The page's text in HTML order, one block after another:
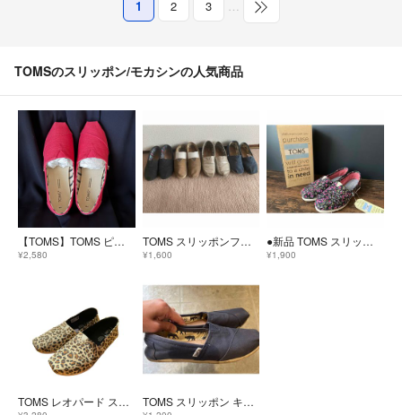
1 2 3 …
TOMSのスリッポン/モカシンの人気商品
【TOMS】TOMS ピンク W6 スリッポン キャンバスシューズ
¥2,580
TOMS スリッポンフラットシューズ
¥1,600
●新品 TOMS スリッポンシューズ 花柄 23cm 袋付●
¥1,900
TOMS レオパード スリッポン 24cm ヒョウ柄 TOMS スリッポン キャンバス地 ネイビー W6